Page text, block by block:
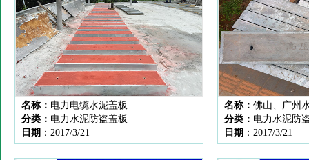
名称： 电力电缆水泥盖板
分类： 电力水泥防盗盖板
日期 ：2017/3/21
名称： 佛山、广州
分类： 电力水泥防
日期 ：2017/3/21